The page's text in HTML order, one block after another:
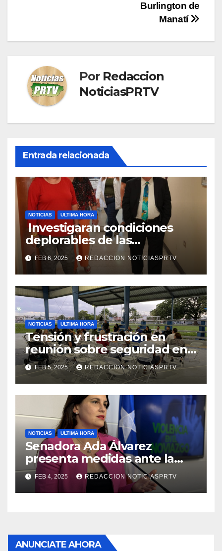
Burlington de
Manatí
Por Redaccion
NoticiasPRTV
Entrada relacionada
NOTICIAS ULTIMA HORA
Investigaran condiciones
deplorables de las
facilidades el Departamento
de la Salud en Mayagüez
FEB 6, 2025 REDACCION NOTICIASPRTV
NOTICIAS ULTIMA HORA
Tensión y frustración en
reunión sobre seguridad en
Reparto Metropolitano
FEB 5, 2025 REDACCION NOTICIASPRTV
NOTICIAS ULTIMA HORA
Senadora Ada Álvarez
presenta medidas ante la
violencia en el noviazgo
FEB 4, 2025 REDACCION NOTICIASPRTV
ANUNCIATE AHORA